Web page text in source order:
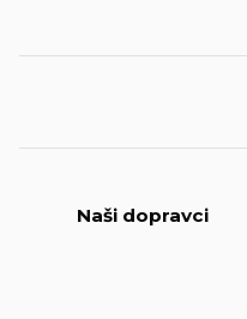
Naši dopravci